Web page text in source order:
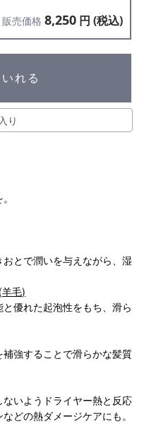
販売価格 8,250 円 (税込)
れる
り
とで潤いを与えながら、湿
毛)
優れた起泡性をもち、滑ら
強することで滑らかな髪質
いようドライヤー熱と反応
どの熱ダメージケアにも。